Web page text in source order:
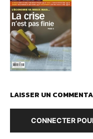
LAISSER UN
CONNECTER